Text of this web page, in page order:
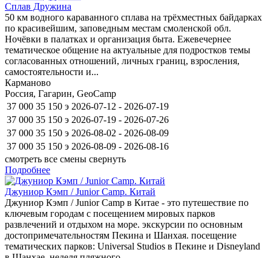
Сплав Дружина
50 км водного караванного сплава на трёхместных байдарках
по красивейшим, заповедным местам смоленской обл.
Ночёвки в палатках и организация быта. Ежевечернее
тематическое общение на актуальные для подростков темы
согласованных отношений, личных границ, взросления,
самостоятельности и...
Карманово
Россия, Гагарин, GeoCamp
37 000 35 150 э 2026-07-12 - 2026-07-19
37 000 35 150 э 2026-07-19 - 2026-07-26
37 000 35 150 э 2026-08-02 - 2026-08-09
37 000 35 150 э 2026-08-09 - 2026-08-16
смотреть все смены свернуть
Подробнее
Джуниор Кэмп / Junior Camp. Китай
Джуниор Кэмп / Junior Camp в Китае - это путешествие по
ключевым городам с посещением мировых парков
развлечений и отдыхом на море. экскурсии по основным
достопримечательностям Пекина и Шанхая. посещение
тематических парков: Universal Studios в Пекине и Disneyland